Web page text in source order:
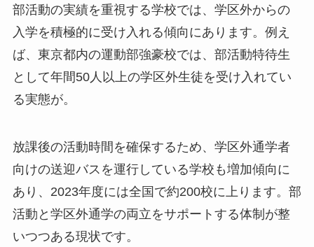
部活動の実績を重視する学校では、学区外からの
入学を積極的に受け入れる傾向にあります。例え
ば、東京都内の運動部強豪校では、部活動特待生
として年間50人以上の学区外生徒を受け入れてい
る実態が。
放課後の活動時間を確保するため、学区外通学者
向けの送迎バスを運行している学校も増加傾向に
あり、2023年度には全国で約200校に上ります。部
活動と学区外通学の両立をサポートする体制が整
いつつある現状です。